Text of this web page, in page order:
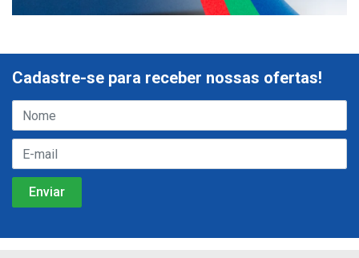
Cadastre-se para receber nossas ofertas!